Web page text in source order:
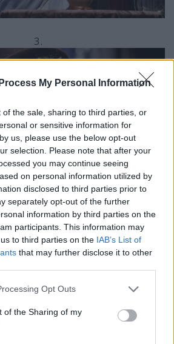
My Personal Information
of the sale, sharing to third parties, or
or sensitive information for
us, please use the below opt-out
selection. Please note that after your
you may continue seeing
on personal information utilized by
disclosed to third parties prior to
separately opt-out of the further
information by third parties on the
participants. This information may
to third parties on the IAB’s List of
that may further disclose it to other
app uses one or more Google
or usage behaviour. You may click to
to Google and its third-party tags to
specified purposes in below Google
Opt Outs
of the Sharing of my
3.
4.